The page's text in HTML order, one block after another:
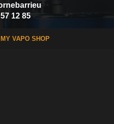
12 85
VAPO SHOP